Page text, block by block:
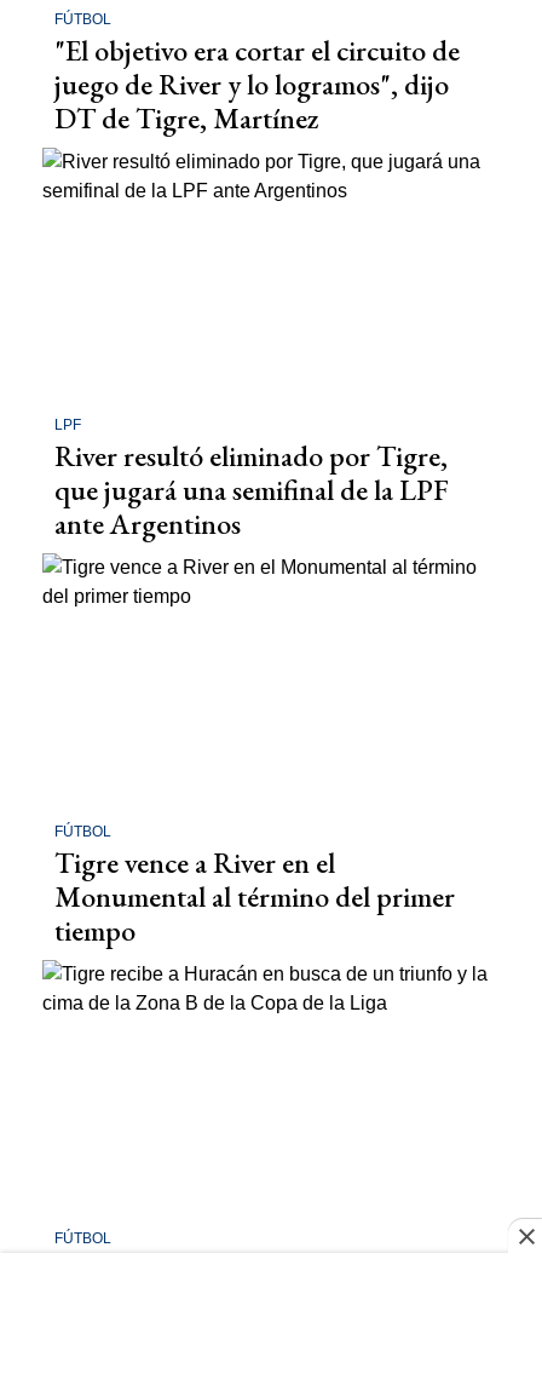
FÚTBOL
"El objetivo era cortar el circuito de
juego de River y lo logramos", dijo
DT de Tigre, Martínez
LPF
River resultó eliminado por Tigre,
que jugará una semifinal de la LPF
ante Argentinos
FÚTBOL
Tigre vence a River en el
Monumental al término del primer
tiempo
FÚTBOL